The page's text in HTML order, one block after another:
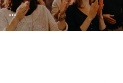
...